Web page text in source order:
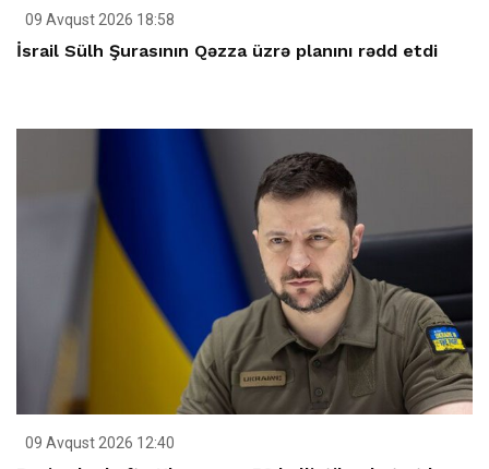
09 Avqust 2026 18:58
İsrail Sülh Şurasının Qəzza üzrə planını rədd etdi
09 Avqust 2026 12:40